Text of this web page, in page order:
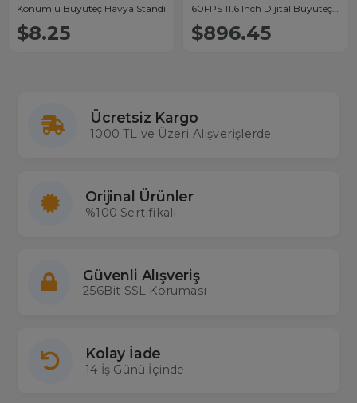
Konumlu Büyüteç Havya Standı
$8.25
60FPS 11.6 Inch Dijital Büyüteç -
Trinoküler Mikroskop
$896.45
Ücretsiz Kargo
1000 TL ve Üzeri Alışverişlerde
Orijinal Ürünler
%100 Sertifikalı
Güvenli Alışveriş
256Bit SSL Koruması
Kolay İade
14 İş Günü İçinde